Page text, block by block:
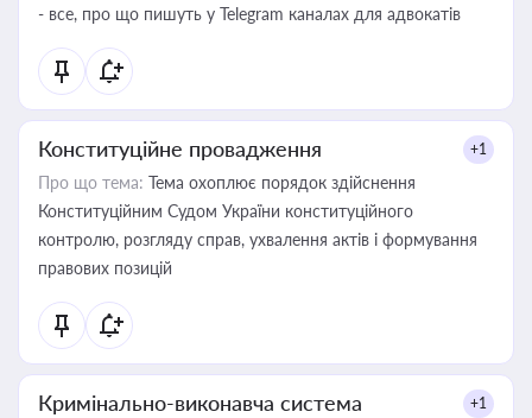
- все, про що пишуть у Telegram каналах для адвокатів
Конституційне провадження +1
Про що тема: Тема охоплює порядок здійснення
Конституційним Судом України конституційного
контролю, розгляду справ, ухвалення актів і формування
правових позицій
Кримінально-виконавча система +1